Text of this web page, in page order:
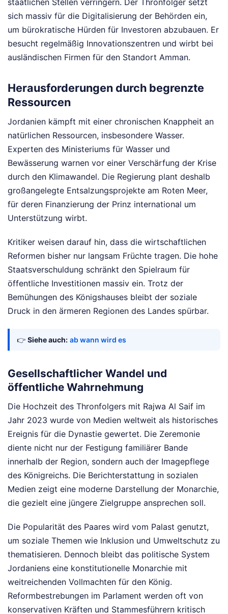
sich massiv für die Digitalisierung der Behörden ein,
um bürokratische Hürden für Investoren abzubauen. Er
besucht regelmäßig Innovationszentren und wirbt bei
ausländischen Firmen für den Standort Amman.
Herausforderungen durch begrenzte
Ressourcen
Jordanien kämpft mit einer chronischen Knappheit an
natürlichen Ressourcen, insbesondere Wasser.
Experten des Ministeriums für Wasser und
Bewässerung warnen vor einer Verschärfung der Krise
durch den Klimawandel. Die Regierung plant deshalb
großangelegte Entsalzungsprojekte am Roten Meer,
für deren Finanzierung der Prinz international um
Unterstützung wirbt.
Kritiker weisen darauf hin, dass die wirtschaftlichen
Reformen bisher nur langsam Früchte tragen. Die hohe
Staatsverschuldung schränkt den Spielraum für
öffentliche Investitionen massiv ein. Trotz der
Bemühungen des Königshauses bleibt der soziale
Druck in den ärmeren Regionen des Landes spürbar.
👉 Siehe auch: ab wann wird es
Gesellschaftlicher Wandel und
öffentliche Wahrnehmung
Die Hochzeit des Thronfolgers mit Rajwa Al Saif im
Jahr 2023 wurde von Medien weltweit als historisches
Ereignis für die Dynastie gewertet. Die Zeremonie
diente nicht nur der Festigung familiärer Bande
innerhalb der Region, sondern auch der Imagepflege
des Königreichs. Die Berichterstattung in sozialen
Medien zeigt eine moderne Darstellung der Monarchie,
die gezielt eine jüngere Zielgruppe ansprechen soll.
Die Popularität des Paares wird vom Palast genutzt,
um soziale Themen wie Inklusion und Umweltschutz zu
thematisieren. Dennoch bleibt das politische System
Jordaniens eine konstitutionelle Monarchie mit
weitreichenden Vollmachten für den König.
Reformbestrebungen im Parlament werden oft von
konservativen Kräften und Stammesführern kritisch